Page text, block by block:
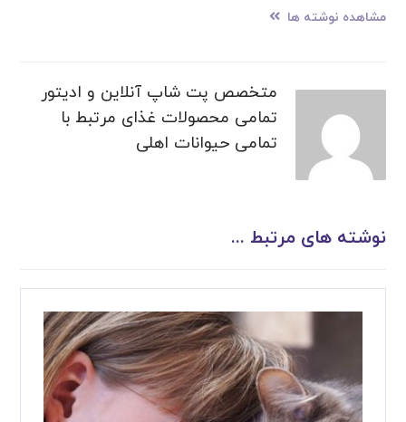
مشاهده نوشته ها
متخصص پت شاپ آنلاین و ادیتور
تمامی محصولات غذای مرتبط با
تمامی حیوانات اهلی
نوشته های مرتبط ...